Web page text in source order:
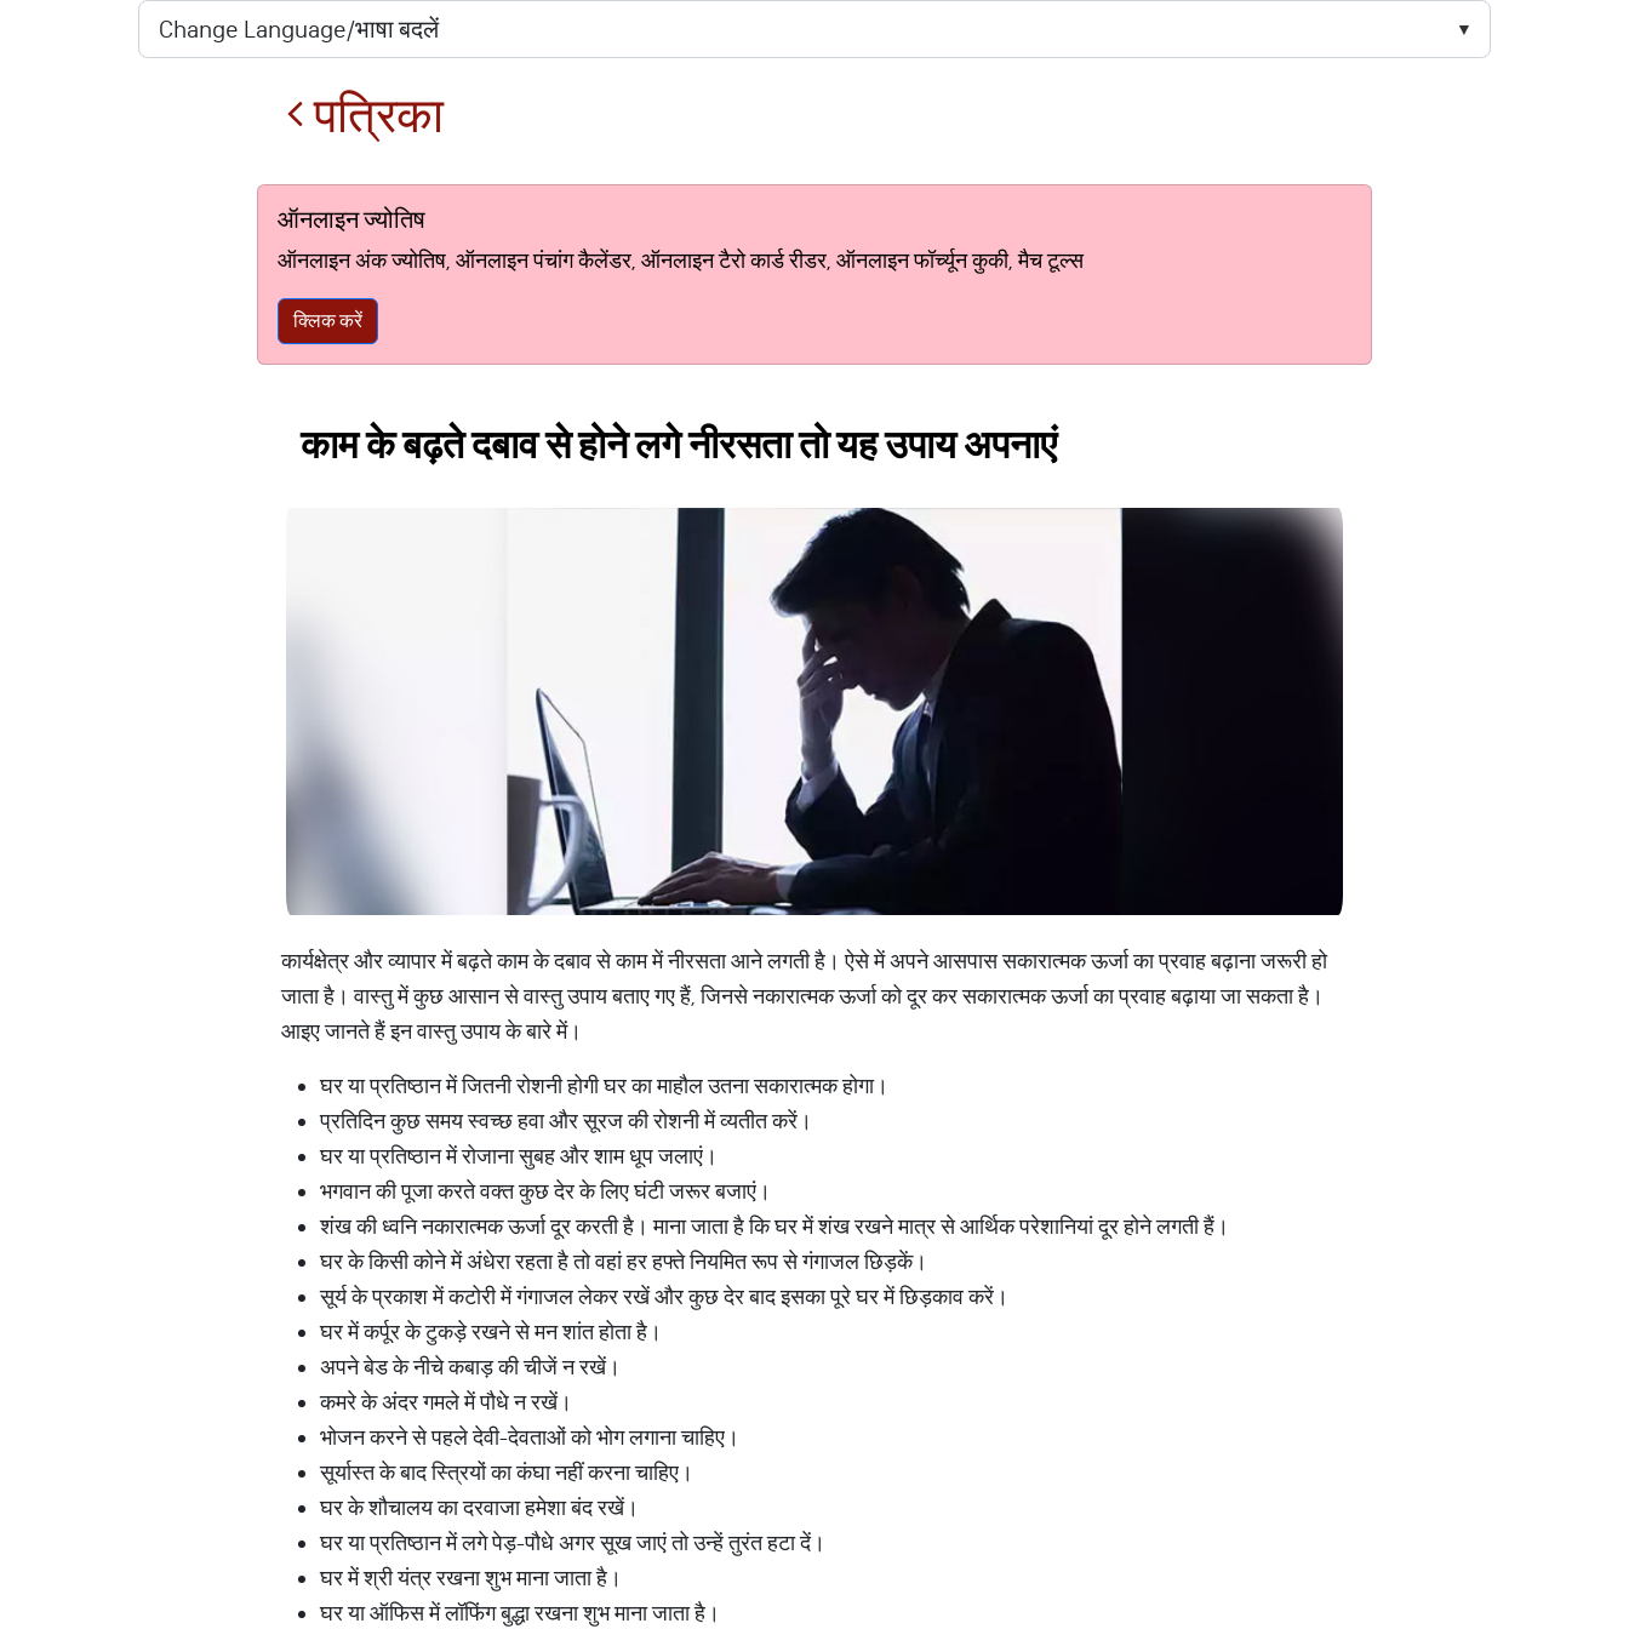
पत्रिका
ऑनलाइन ज्योतिष
ऑनलाइन अंक ज्योतिष, ऑनलाइन पंचांग कैलेंडर, ऑनलाइन टैरो कार्ड रीडर, ऑनलाइन फॉर्च्यून कुकी, मैच टूल्स
क्लिक करें
काम के बढ़ते दबाव से होने लगे नीरसता तो यह उपाय अपनाएं
कार्यक्षेत्र और व्यापार में बढ़ते काम के दबाव से काम में नीरसता आने लगती है। ऐसे में अपने आसपास सकारात्मक ऊर्जा का प्रवाह बढ़ाना जरूरी हो
जाता है। वास्तु में कुछ आसान से वास्तु उपाय बताए गए हैं, जिनसे नकारात्मक ऊर्जा को दूर कर सकारात्मक ऊर्जा का प्रवाह बढ़ाया जा सकता है।
आइए जानते हैं इन वास्तु उपाय के बारे में।
घर या प्रतिष्ठान में जितनी रोशनी होगी घर का माहौल उतना सकारात्मक होगा।
प्रतिदिन कुछ समय स्वच्छ हवा और सूरज की रोशनी में व्यतीत करें।
घर या प्रतिष्ठान में रोजाना सुबह और शाम धूप जलाएं।
भगवान की पूजा करते वक्‍त कुछ देर के लिए घंटी जरूर बजाएं।
शंख की ध्‍वनि नकारात्‍मक ऊर्जा दूर करती है। माना जाता है कि घर में शंख रखने मात्र से आर्थिक परेशानियां दूर होने लगती हैं।
घर के किसी कोने में अंधेरा रहता है तो वहां हर हफ्ते नियमित रूप से गंगाजल छिड़कें।
सूर्य के प्रकाश में कटोरी में गंगाजल लेकर रखें और कुछ देर बाद इसका पूरे घर में छिड़काव करें।
घर में कर्पूर के टुकड़े रखने से मन शांत होता है।
अपने बेड के नीचे कबाड़ की चीजें न रखें।
कमरे के अंदर गमले में पौधे न रखें।
भोजन करने से पहले देवी-देवताओं को भोग लगाना चाहिए।
सूर्यास्त के बाद स्त्रियों का कंघा नहीं करना चाहिए।
घर के शौचालय का दरवाजा हमेशा बंद रखें।
घर या प्रतिष्ठान में लगे पेड़-पौधे अगर सूख जाएं तो उन्हें तुरंत हटा दें।
घर में श्री यंत्र रखना शुभ माना जाता है।
घर या ऑफिस में लॉफिंग बुद्धा रखना शुभ माना जाता है।